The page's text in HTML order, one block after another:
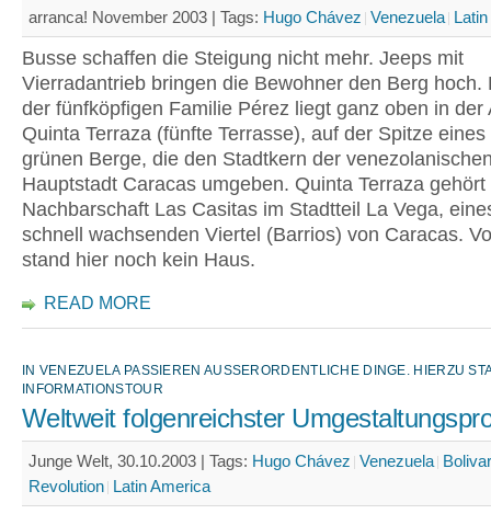
arranca! November 2003 | Tags: Hugo Chávez Venezuela
Busse schaffen die Steigung nicht mehr. Jeeps mit
Vierradantrieb bringen die Bewohner den Berg hoch.
der fünfköpfigen Familie Pérez liegt ganz oben in der
Quinta Terraza (fünfte Terrasse), auf der Spitze
grünen Berge, die den Stadtkern der
Hauptstadt Caracas umgeben. Quinta Terraza gehört
Nachbarschaft Las Casitas im Stadtteil La Vega,
schnell wachsenden Viertel (Barrios) von Caracas.
stand hier noch kein Haus.
READ MORE
IN VENEZUELA PASSIEREN AUSSERORDENTLICHE DINGE. HIERZU
NFORMATIONSTOUR
Weltweit folgenreichster
Junge Welt, 30.10.2003 | Tags: Hugo Chávez Venezuela
Revolution Latin America